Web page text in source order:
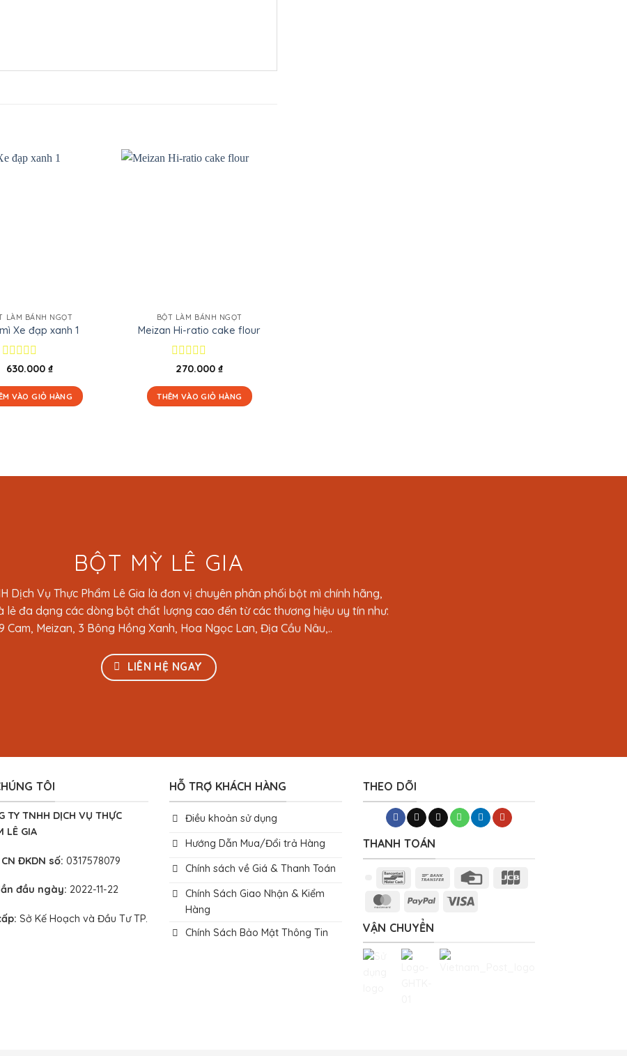
LÀM BÁNH NGỌT
Xe đạp xanh 1
Được
hạng
0
630.000₫
VÀO GIỎ HÀNG
BỘT LÀM BÁNH NGỌT
Meizan Hi-ratio cake flour
Được
hạng
0
270.000₫
THÊM VÀO GIỎ HÀNG
BỘT MỲ LÊ GIA
Dịch Vụ Thực Phẩm Lê Gia là đơn vị chuyên phân phối bột mì chính hãng,
lẻ đa dạng các dòng bột chất lượng cao đến từ các thương hiệu uy tín như:
Cam, Meizan, 3 Bông Hồng Xanh, Hoa Ngọc Lan, Địa Cầu Nâu,..
LIÊN HỆ NGAY
TÔI
TY TNHH DỊCH VỤ THỰC
LÊ GIA
ĐKDN số: 0317578079
đầu ngày: 2022-11-22
Sở Kế Hoạch và Đầu Tư TP.
HỖ TRỢ KHÁCH HÀNG
Điều khoản sử dụng
Hướng Dẫn Mua/Đổi trả Hàng
Chính sách về Giá & Thanh Toán
Chính Sách Giao Nhận & Kiểm
Hàng
Chính Sách Bảo Mật Thông Tin
THEO DÕI
THANH TOÁN
BancontactBank
Credit
MasterCardPayPal Visa
VẬN CHUYỂN